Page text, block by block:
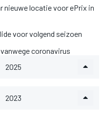
nieuwe locatie voor ePrix in
voor volgend seizoen
coronavirus
2025
2023